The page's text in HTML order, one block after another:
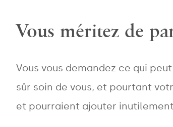
Vous méritez de
Vous vous demandez ce qui
sûr soin de vous, et pourtant
et pourraient ajouter